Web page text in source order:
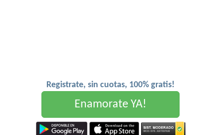
Registrate, sin cuotas, 100% gratis!
Enamorate YA!